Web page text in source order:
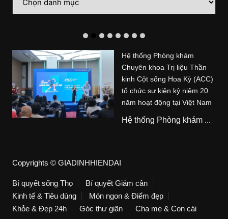
mục
Hệ thống Phòng khám
Chuyên khoa Trị liệu Thần
kinh Cột sống Hoa Kỳ (ACC)
tổ chức sự kiện kỷ niệm 20
năm hoạt động tại Việt Nam
Hệ thống Phòng khám ...
Copyrights © GIADINHHIENDAI
Bí quyết sống Thọ
Bí quyết Giảm cân
Kinh tế & Tiêu dùng
Món ngon & Điểm đẹp
Khỏe & Đẹp 24h
Góc thư giãn Cha mẹ & Con cái